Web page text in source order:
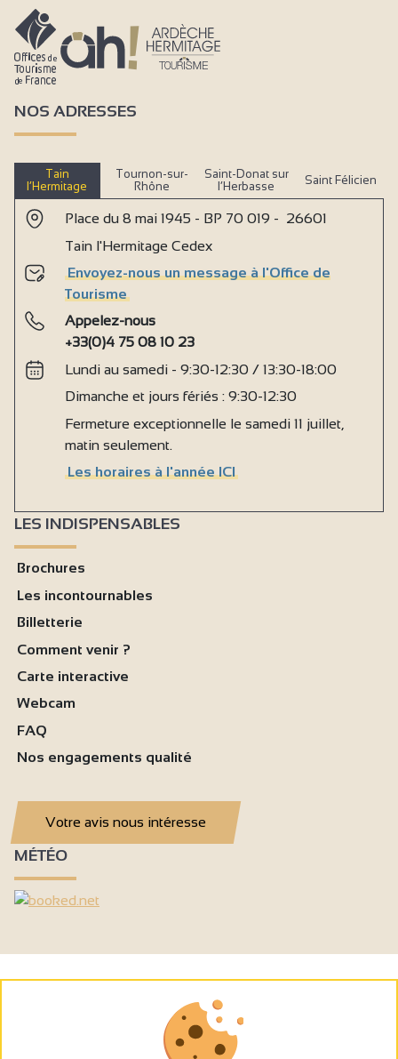
NOS ADRESSES
Tain
l’Hermitage
Tournon-sur-
Rhône
Saint-Donat sur
l’Herbasse
Saint Félicien
Place du 8 mai 1945 - BP 70 019 - 26601
Tain l'Hermitage Cedex
Envoyez-nous un message à l'Office de
Tourisme
Appelez-nous
+33(0)4 75 08 10 23
Lundi au samedi - 9:30-12:30 / 13:30-18:00
Dimanche et jours fériés : 9:30-12:30
Fermeture exceptionnelle le samedi 11 juillet,
matin seulement.
Les horaires à l'année ICI
LES INDISPENSABLES
Brochures
Les incontournables
Billetterie
Comment venir ?
Carte interactive
Webcam
FAQ
Nos engagements qualité
Votre avis nous intéresse
MÉTÉO